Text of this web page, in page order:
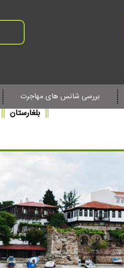
بررسی شانس های مهاجرت
||بلغارستان||